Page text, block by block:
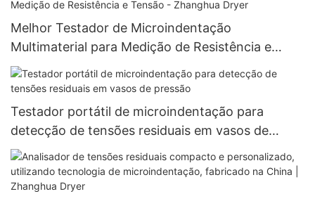
Melhor Testador de Microindentação
Multimaterial para Medição de Resistência e
Tensão - Zhanghua Dryer
Testador portátil de microindentação para
detecção de tensões residuais em vasos de
pressão